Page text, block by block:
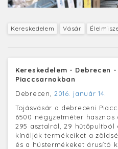
Kereskedelem Vásár
Kereskedelem - Debrecen
Piaccsarnokban
Debrecen, 2016. január 14.
Tojásvásár a debreceni
6500 négyzetméter
295 asztalról, 29 hűtőpultból
kínálják termékeiket a
és a hústermékeket árusító